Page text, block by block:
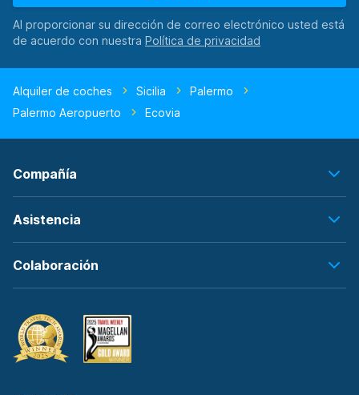
Al proporcionar su dirección de correo electrónico usted está
de acuerdo con nuestra
Alquiler de coches Sicilia
Palermo
Palermo Aeropuerto
Ecovia
Compañía
Asistencia
Colaboración